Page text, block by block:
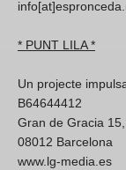
* PUNT LILA *
Un projecte
B64644412
Gran de Gracia 15,
08012 Barcelona
www.lg-media.es